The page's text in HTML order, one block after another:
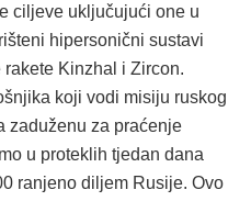
ciljeve uključujući one u
hipersonični sustavi
Kinzhal i Zircon.
koji vodi misiju ruskog
zaduženu za praćenje
u proteklih tjedan dana
ranjeno diljem Rusije. Ovo